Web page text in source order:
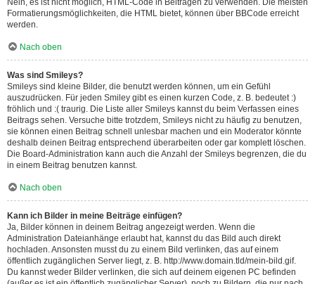
Nein, es ist nicht möglich, HTML-Code in Beiträgen zu verwenden. Die meisten
Formatierungsmöglichkeiten, die HTML bietet, können über BBCode erreicht
werden.
Nach oben
Was sind Smileys?
Smileys sind kleine Bilder, die benutzt werden können, um ein Gefühl
auszudrücken. Für jeden Smiley gibt es einen kurzen Code, z. B. bedeutet :)
fröhlich und :( traurig. Die Liste aller Smileys kannst du beim Verfassen eines
Beitrags sehen. Versuche bitte trotzdem, Smileys nicht zu häufig zu benutzen,
sie können einen Beitrag schnell unlesbar machen und ein Moderator könnte
deshalb deinen Beitrag entsprechend überarbeiten oder gar komplett löschen.
Die Board-Administration kann auch die Anzahl der Smileys begrenzen, die du
in einem Beitrag benutzen kannst.
Nach oben
Kann ich Bilder in meine Beiträge einfügen?
Ja, Bilder können in deinem Beitrag angezeigt werden. Wenn die
Administration Dateianhänge erlaubt hat, kannst du das Bild auch direkt
hochladen. Ansonsten musst du zu einem Bild verlinken, das auf einem
öffentlich zugänglichen Server liegt, z. B. http://www.domain.tld/mein-bild.gif.
Du kannst weder Bilder verlinken, die sich auf deinem eigenen PC befinden